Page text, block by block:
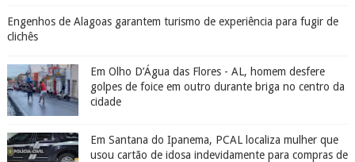
Engenhos de Alagoas garantem turismo de experiência para fugir de
clichês
Em Olho D’Água das Flores - AL, homem desfere
golpes de foice em outro durante briga no centro da
cidade
Em Santana do Ipanema, PCAL localiza mulher que
usou cartão de idosa indevidamente para compras de